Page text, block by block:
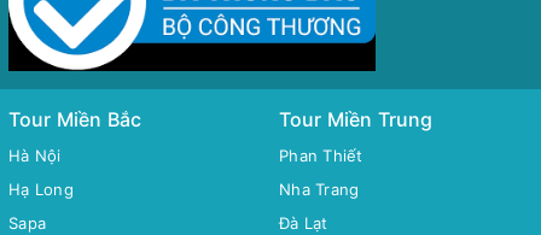
Tour Miền Bắc
Hà Nội
Hạ Long
Sapa
Tour Miền Trung
Phan Thiết
Nha Trang
Đà Lạt